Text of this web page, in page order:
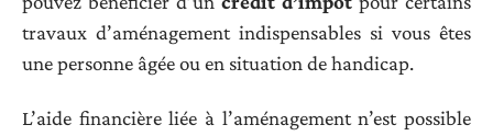
travaux d’aménagement indispensables si vous êtes
une personne âgée ou en situation de handicap.
L’aide financière liée à l’aménagement n’est possible